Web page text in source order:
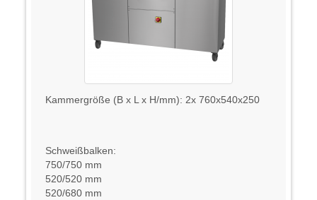
Kammergröße (B x L x H/mm): 2x 760x540x250
Schweißbalken:
750/750 mm
520/520 mm
520/680 mm